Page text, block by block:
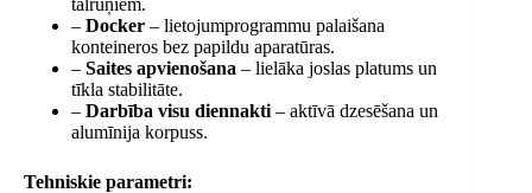
tālruņiem.
– Docker – lietojumprogrammu palaišana
konteineros bez papildu aparatūras.
– Saites apvienošana – lielāka joslas platums un
tīkla stabilitāte.
– Darbība visu diennakti – aktīvā dzesēšana un
alumīnija korpuss.
Tehniskie parametri: